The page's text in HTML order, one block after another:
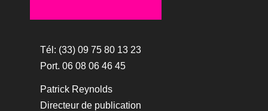
Tél: (33) 09 75 80 13 23
Port. 06 08 06 46 45
Patrick Reynolds
Directeur de publication